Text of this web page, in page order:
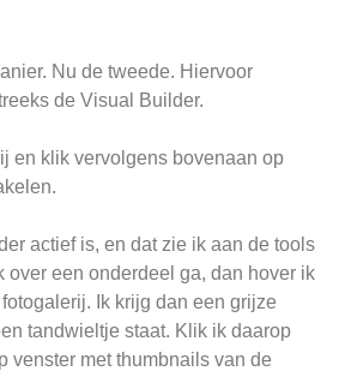
Nu de tweede. Hiervoor
de Visual Builder.
en klik vervolgens bovenaan op
actief is, en dat zie ik aan de tools
over een onderdeel ga, dan hover ik
Ik krijg dan een grijze
tandwieltje staat. Klik ik daarop
venster met thumbnails van de